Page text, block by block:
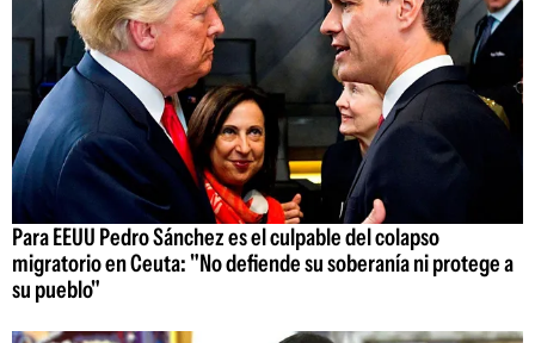
Para EEUU Pedro Sánchez es el culpable del colapso
migratorio en Ceuta: "No defiende su soberanía ni protege a
su pueblo"